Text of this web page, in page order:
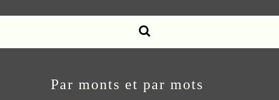
Par monts et par mots